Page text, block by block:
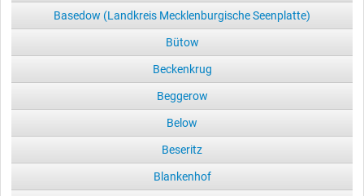
Basedow (Landkreis Mecklenburgische Seenplatte)
Bütow
Beckenkrug
Beggerow
Below
Beseritz
Blankenhof